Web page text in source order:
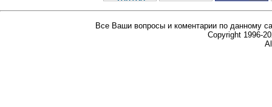
Все Ваши вопросы и коментарии по данному
Copyright 1996-